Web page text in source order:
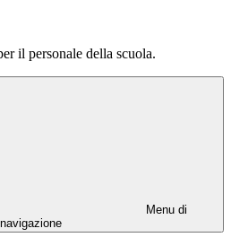
il personale della scuola.
Menu di
navigazione